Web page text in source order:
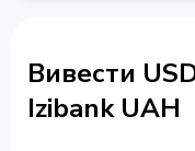
Вивести
Izibank UAH